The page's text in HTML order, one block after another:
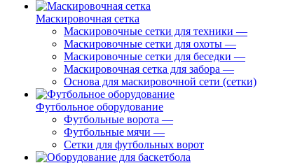
Маскировочная сетка
Маскировочные сетки для техники —
Маскировочные сетки для охоты —
Маскировочные сетки для беседки —
Маскировочная сетка для забора —
Основа для маскировочной сети (сетки)
Футбольное оборудование
Футбольные ворота —
Футбольные мячи —
Сетки для футбольных ворот